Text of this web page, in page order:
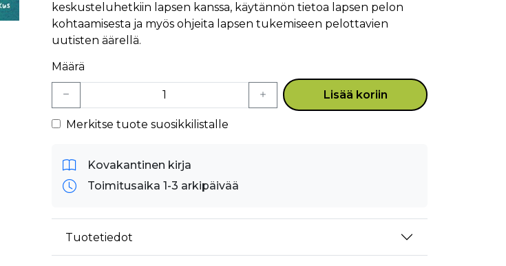
keskusteluhetkiin lapsen kanssa, käytännön tietoa lapsen pelon
kohtaamisesta ja myös ohjeita lapsen tukemiseen pelottavien
uutisten äärellä.
Määrä
Lisää koriin
Merkitse tuote suosikkilistalle
Kovakantinen kirja
Toimitusaika 1-3 arkipäivää
Tuotetiedot